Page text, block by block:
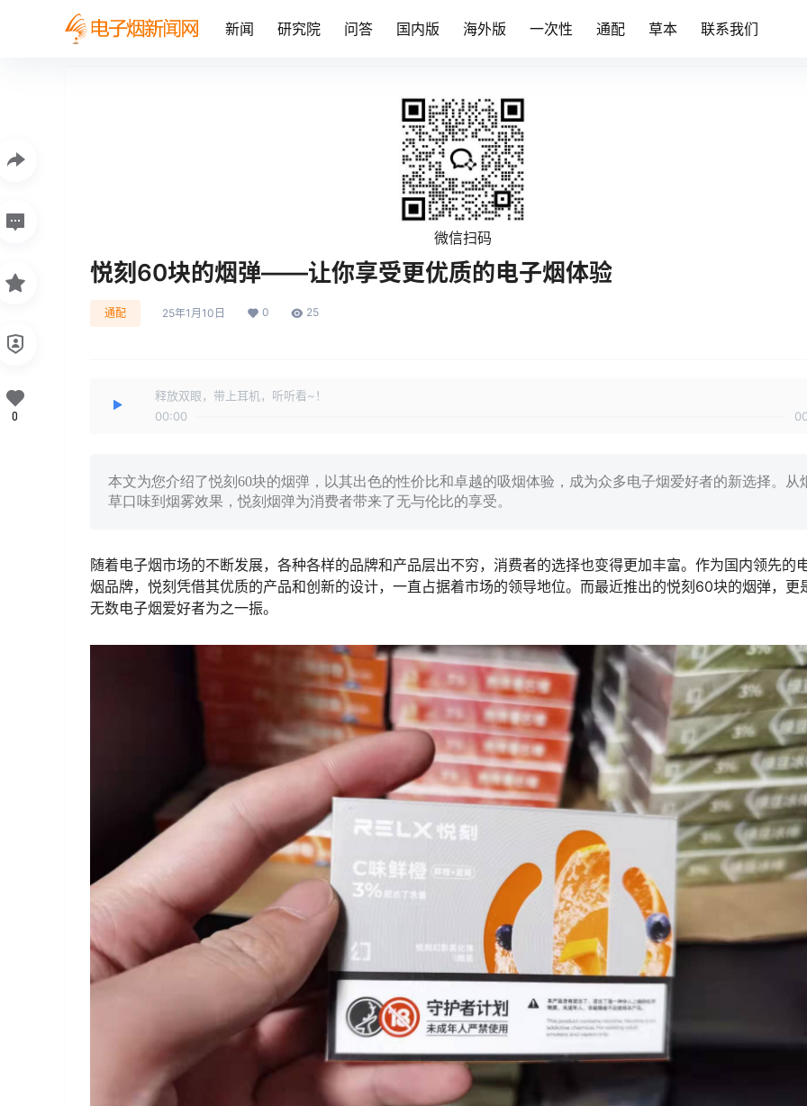
新闻 研究院 问答 国内版 海外版 一次性 通配 草本 联系我们
微信扫码
悦刻60块的烟弹——让你享受更优质的电子烟体验
通配 25年1月10日 0 25
释放双眼，带上耳机，听听看~！
00:00
本文为您介绍了悦刻60块的烟弹，以其出色的性价比和卓越的吸烟体验，成为众多电子烟爱好者的新选择。从
草口味到烟雾效果，悦刻烟弹为消费者带来了无与伦比的享受。
随着电子烟市场的不断发展，各种各样的品牌和产品层出不穷，消费者的选择也变得更加丰富。作为国内领先的
烟品牌，悦刻凭借其优质的产品和创新的设计，一直占据着市场的领导地位。而最近推出的悦刻60块的烟弹，更
无数电子烟爱好者为之一振。
0